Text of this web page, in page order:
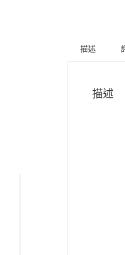
描述
描述